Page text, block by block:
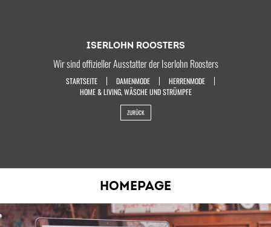
ISERLOHN ROOSTERS
Wir sind offizieller Ausstatter der Iserlohn Roosters
STARTSEITE DAMENMODE
HERRENMODE
HOME & LIVING, WÄSCHE UND STRÜMPFE
ZURÜCK
HOMEPAGE